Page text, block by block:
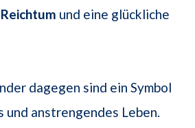
Reichtum und eine glückliche
dagegen sind ein Symbol
und anstrengendes Leben.